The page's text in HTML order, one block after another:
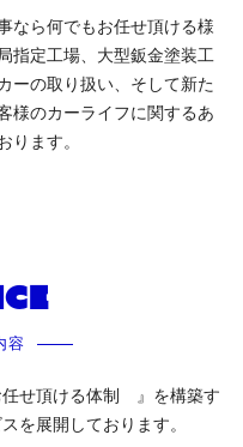
なら何でもお任せ頂ける様
指定工場、大型鈑金塗装工
ーの取り扱い、そして新た
様のカーライフに関するあ
ます。
容
せ頂ける体制 』を構築す
を展開しております。